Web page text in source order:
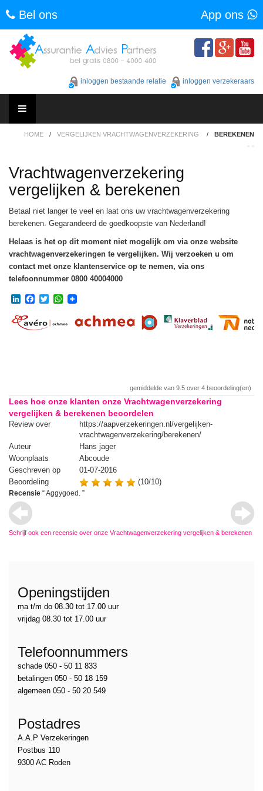
Bel ons App ons
content
inloggen bestaande relatie inloggen verzekeraars
HOME / VERGELIJKEN VRACHTWAGENVERZEKERING / BEREKENEN
Vrachtwagenverzekering
vergelijken & berekenen
Betaal niet langer te veel en laat ons uw vrachtwagenverzekering
berekenen. Gegarandeerd de goedkoopste van Nederland!
Helaas is het op dit moment niet mogelijk om via onze website
vrachtwagenverzekeringen te vergelijken. Wij verzoeken u om
contact met onze klantenservice op te nemen, via ons
telefoonnummer 0800 40004000
LinkedIn
Facebook
TwitterWhatsApp
Lees hoe onze klanten onze Vrachtwagenverzekering
vergelijken & berekenen beoordelen
Review over
https://aapverzekeringen.nl/vergelijken-
vrachtwagenverzekering/berekenen/
Auteur
Hans jager
Woonplaats
Abcoude
Geschreven op
01-07-2016
Beoordeling
(10/10)
Recensie “Aggygoed. ”
gemiddelde van 9.5 over 4 beoordeling(en)
Schrijf ook een recensie over onze Vrachtwagenverzekering vergelijken & berekenen
Openingstijden
ma t/m do 08.30 tot 17.00 uur
vrijdag 08.30 tot 17.00 uur
Telefoonnummers
schade 050 - 50 11 833
betalingen 050 - 50 18 159
algemeen 050 - 50 20 549
Postadres
A.A.P Verzekeringen
Postbus 110
9300 AC Roden